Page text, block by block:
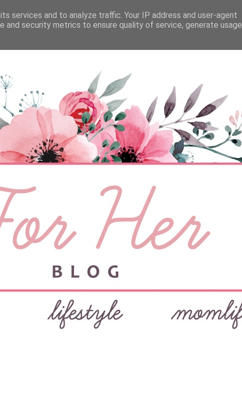
BABA SZEMÉLYES VIDEÓ
services and to analyze traffic. Your IP address and user-agent
and security metrics to ensure quality of service, generate usage